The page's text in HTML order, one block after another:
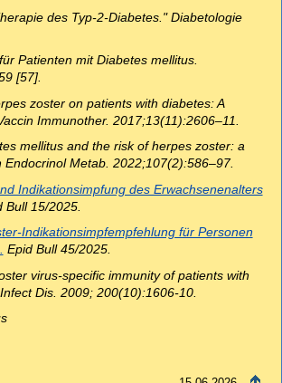
des Typ-2-Diabetes." Diabetologie
Patienten mit Diabetes mellitus.
[57].
zoster on patients with diabetes: A
Immunother. 2017;13(11):2606–11.
mellitus and the risk of herpes zoster: a
Metab. 2022;107(2):586–97.
Indikationsimpfung des Erwachsenenalters
Bull 15/2025.
Indikationsimpfempfehlung für Personen
Epid Bull 45/2025.
virus-specific immunity of patients with
Dis. 2009; 200(10):1606-10.